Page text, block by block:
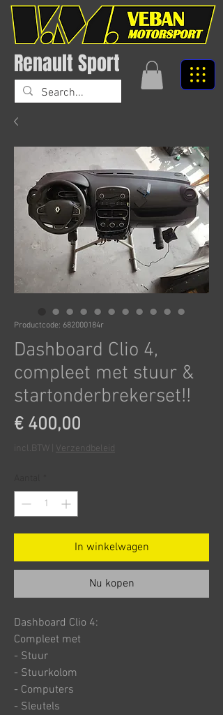
Renault Sport
Productcode: 682000184r
Dashboard Clio 4,
compleet met stuur &
startonderbrekerset!!
€ 400,00
incl.BTW Verzendbeleid
In winkelwagen
Nu kopen
Dashboard Clio 4:
Compleet met
- Stuur
- Stuurkolom
- Computers
- Sleutels